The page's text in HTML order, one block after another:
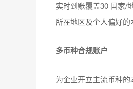
实时到账覆盖30 国家/
所在地区及个人偏好的
多币种合规账户
为企业开立主流币种